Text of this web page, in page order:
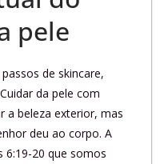
pele
de skincare,
da pele com
a beleza exterior, mas
deu ao corpo. A
6:19-20 que somos